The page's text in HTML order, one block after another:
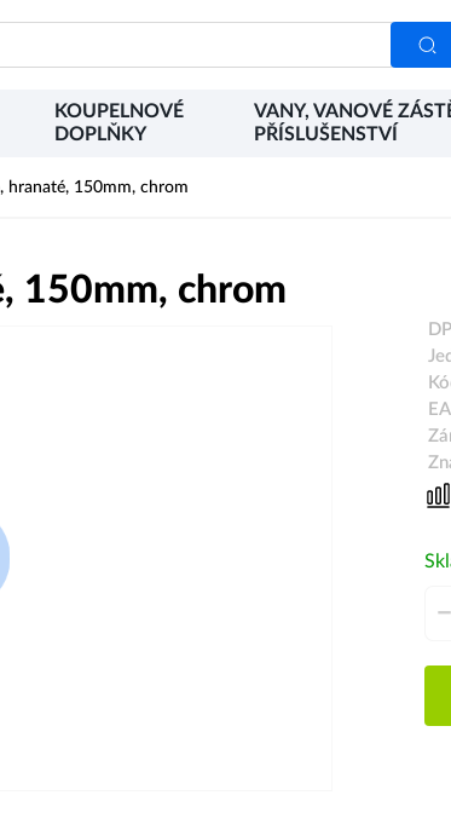
KOUPELNOVÉ
DOPLŇKY
VANY, VANOVÉ
PŘÍSLUŠENSTVÍ
hranaté, 150mm, chrom
150mm, chrom
–